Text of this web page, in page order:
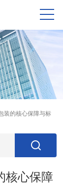
装的核心保障与标
核心保障